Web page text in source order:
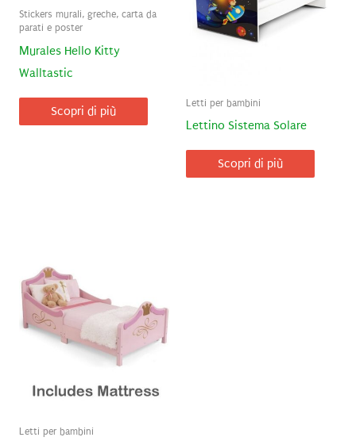
Stickers murali, greche, carta da
parati e poster
Murales Hello Kitty
Walltastic
Scopri di più
Letti per bambini
Lettino Sistema Solare
Scopri di più
Letti per bambini